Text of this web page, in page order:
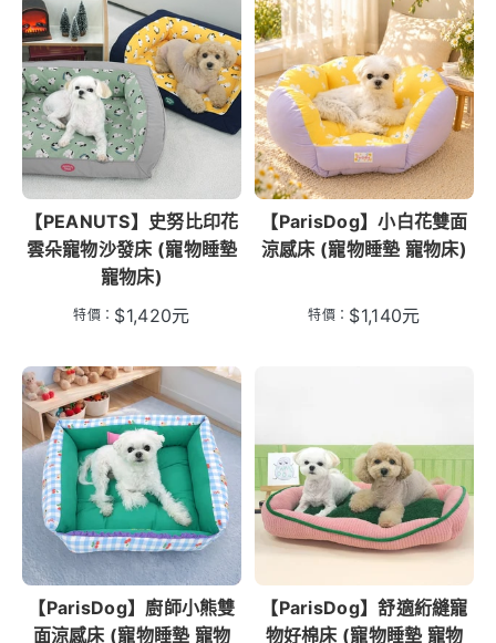
【PEANUTS】史努比印花
雲朵寵物沙發床 (寵物睡墊
寵物床)
特價： $1,420元
【ParisDog】小白花雙面
涼感床 (寵物睡墊 寵物床)
特價： $1,140元
【ParisDog】廚師小熊雙
面涼感床 (寵物睡墊 寵物
【ParisDog】舒適絎縫寵
物好棉床 (寵物睡墊 寵物